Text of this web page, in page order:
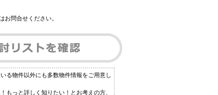
お問合せください。
る物件以外にも多数物件情報をご用意し
もっと詳しく知りたい！とお考えの方、